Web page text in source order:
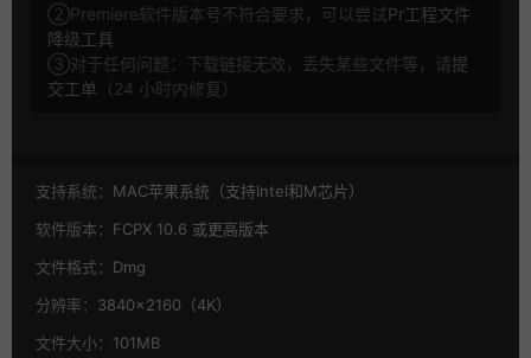
②Premiere软件版本号不符合要求，可以尝试Pr工程文件
降级工具
③对于任何问题：下载链接无效，丢失某些文件等，请提
交工单 （24 小时内修复）
支持系统： MAC苹果系统（支持Intel和M芯片）
软件版本： FCPX 10.6 或更高版本
文件格式： Dmg
分辨率： 3840×2160（4K）
文件大小： 101MB